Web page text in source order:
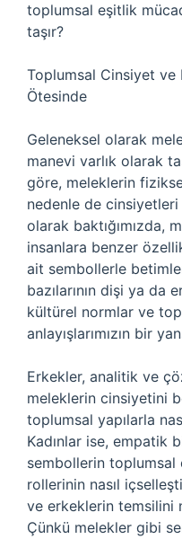
toplumsal eşitlik
taşır?
Toplumsal Cinsiyet ve
Ötesinde
Geleneksel olarak
manevi varlık olarak
göre, meleklerin
nedenle de
olarak baktığımızda,
insanlara benzer
ait sembollerle
bazılarının dişi ya da
kültürel normlar ve
anlayışlarımızın bir
Erkekler, analitik ve
meleklerin cinsiyetini
toplumsal yapılarla
Kadınlar ise, empatik
sembollerin
rollerinin nasıl
ve erkeklerin temsilini
Çünkü melekler gibi